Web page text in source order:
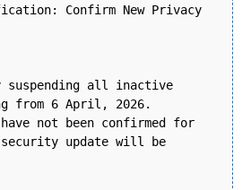
Confirm New Privacy
suspending all inactive
from 6 April, 2026.
not been confirmed for
update will be